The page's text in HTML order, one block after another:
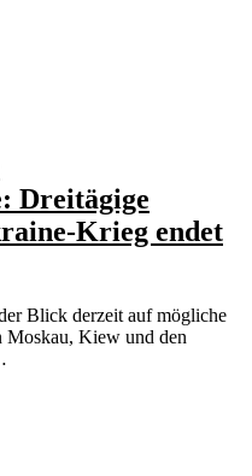
Dreitägige
Krieg endet
Blick derzeit auf mögliche
Moskau, Kiew und den